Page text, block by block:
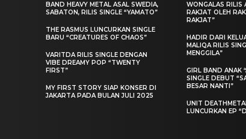
BAND HEAVY METAL ASAL SWEDIA,
SABATON, RILIS SINGLE “YAMATO”
THE RASMUS LUNCURKAN SINGLE
BARU “CREATURES OF CHAOS”
VARITDA RILIS SINGLE DENGAN
VIBE DREAMY POP “TWENTY
FIRST”
MY FIRST STORY SIAP KONSER DI
JAKARTA PADA BULAN JULI 2025
WONGALAS RILIS
RAKJAT OLEH
RAKJAT”
HADIR DARI
MALIQA RILIS
MENGGILA”
GIRL BAND ANAK
SINGLE DEBUT
BESAR NANTI”
UNIT
LUNCURKAN EP